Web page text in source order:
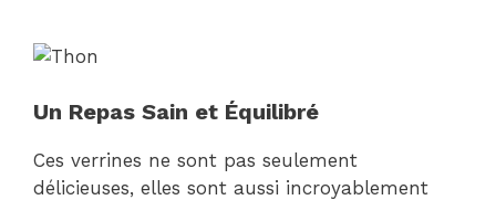
Un Repas Sain et Équilibré
Ces verrines ne sont pas seulement
délicieuses, elles sont aussi incroyablement